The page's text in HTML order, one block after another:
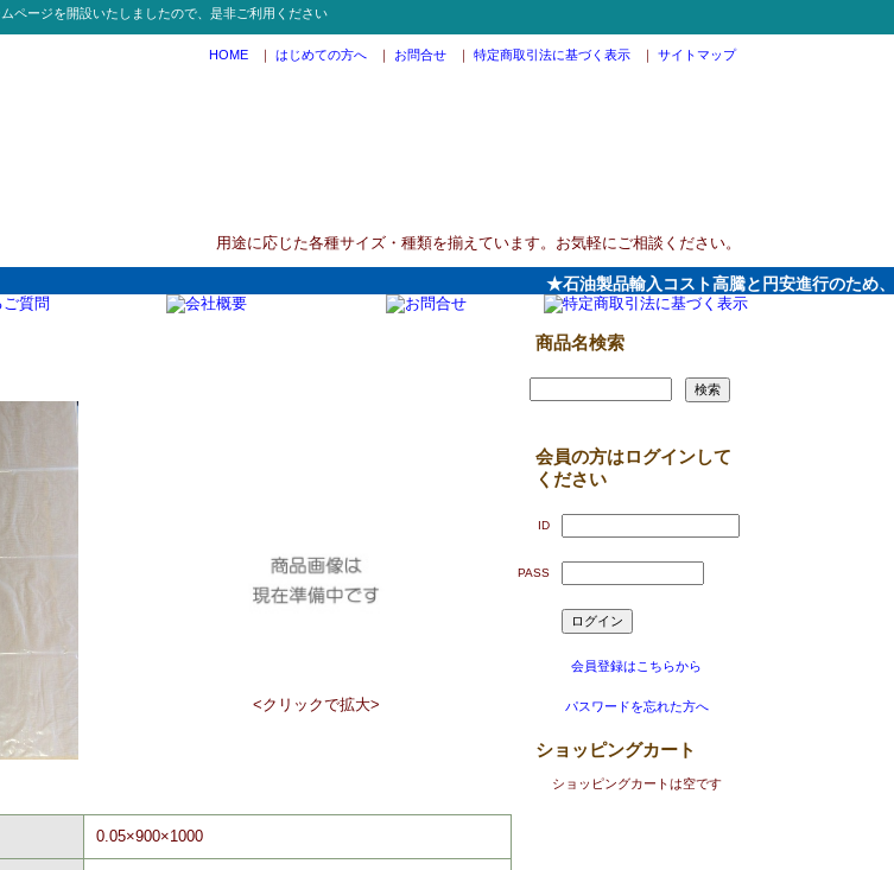
ページを開設いたしましたので、是非ご利用ください
HOME ｜ はじめての方へ ｜ お問合せ ｜ 特定商取引法に基づく表示 ｜ サイトマップ
用途に応じた各種サイズ・種類を揃えています。お気軽にご相談ください。
★石油製品輸入コスト高騰と円安進行のため、2026
<クリックで拡大>
0.05×900×1000
商品名検索
会員の方はログインして
ください
ID
PASS
会員登録はこちらから
パスワードを忘れた方へ
ショッピングカート
ショッピングカートは空です